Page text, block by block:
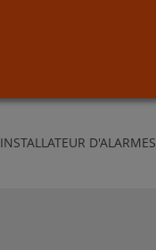
INSTALLATEUR D'ALARMES